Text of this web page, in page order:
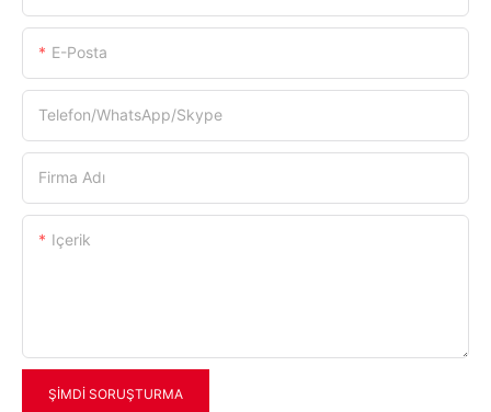
E-Posta
Telefon/WhatsApp/Skype
Firma Adı
Içerik
ŞIMDI SORUŞTURMA